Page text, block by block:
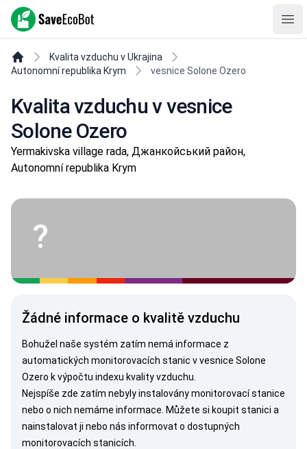
SaveEcoBot
Kvalita vzduchu v Ukrajina
Autonomní republika Krym
vesnice Solone Ozero
Kvalita vzduchu v vesnice
Solone Ozero
Yermakivska village rada, Джанкойський район,
Autonomní republika Krym
?
Žádné informace o kvalitě vzduchu
Bohužel naše systém zatím nemá informace z
automatických monitorovacích stanic v vesnice Solone
Ozero k výpočtu indexu kvality vzduchu.
Nejspíše zde zatím nebyly instalovány monitorovací stanice
nebo o nich nemáme informace. Můžete si koupit stanici a
nainstalovat ji nebo nás informovat o dostupných
monitorovacích stanicích.